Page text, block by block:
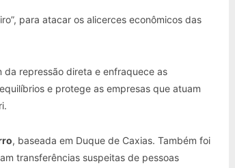
para atacar os alicerces econômicos das
da repressão direta e enfraquece as
e protege as empresas que atuam
, baseada em Duque de Caxias. Também foi
transferências suspeitas de pessoas